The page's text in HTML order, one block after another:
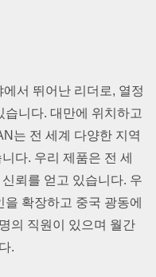
서 뛰어난 리더로, 열정
니다. 대만에 위치하고
는 전 세계 다양한 지역
다. 우리 제품은 전 세
뢰를 얻고 있습니다. 우
확장하고 중국 광동에
의 직원이 있으며 월간
.